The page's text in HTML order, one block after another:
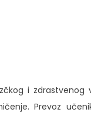
i zdrastvenog
Prevoz